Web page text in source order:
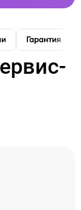
Гарантия